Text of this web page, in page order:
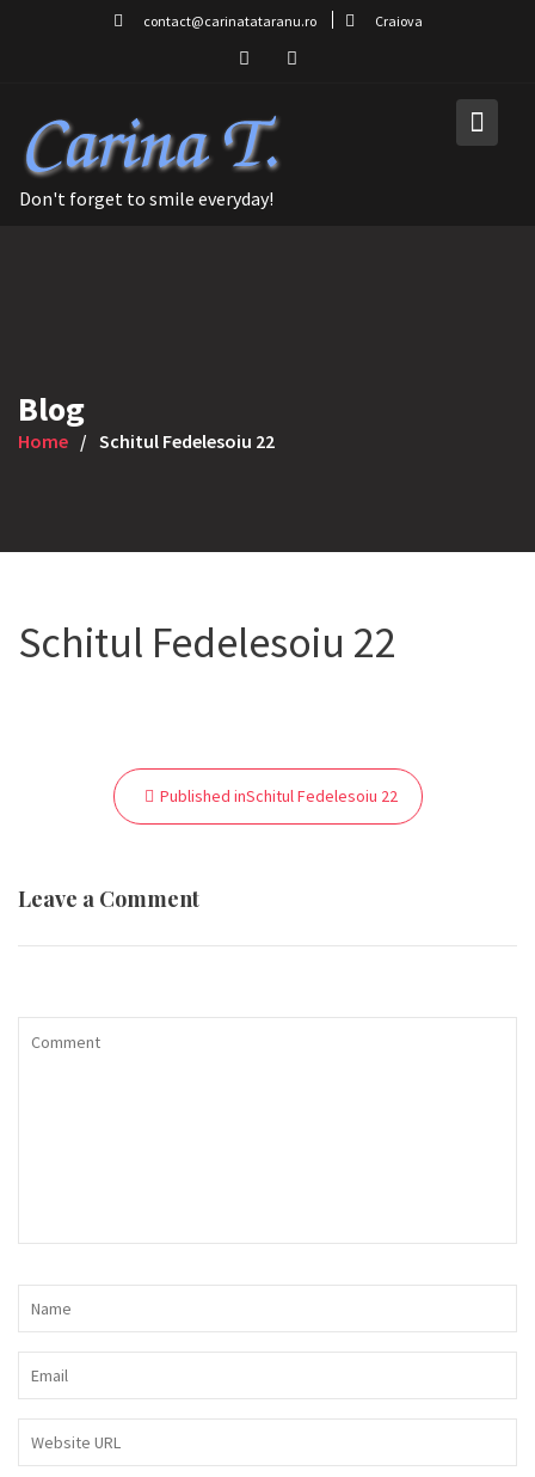
contact@carinatataranu.ro Craiova
Don't forget to smile everyday!
Blog
Home Schitul Fedelesoiu 22
Schitul Fedelesoiu 22
Navigare
Published inSchitul Fedelesoiu 22
Leave a Comment